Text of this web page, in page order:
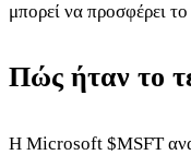
μπορεί να προσφέρει
Πώς ήταν το
Η Microsoft $MSFT